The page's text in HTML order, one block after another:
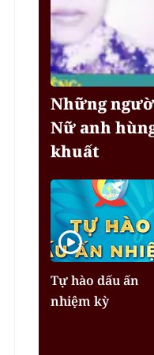
Những
Nữ anh
khuất
Tự hào dấu ấn
nhiệm kỳ